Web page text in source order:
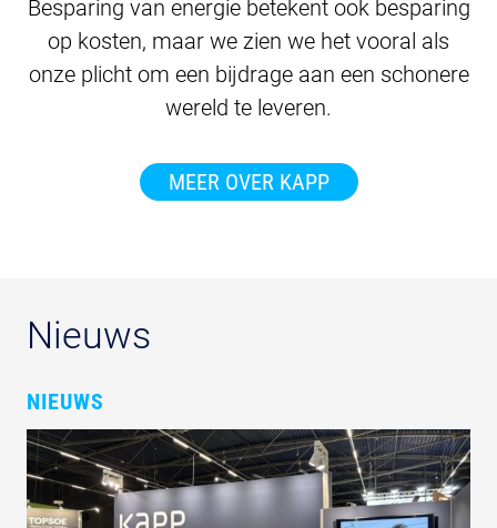
Besparing van energie betekent ook besparing
op kosten, maar we zien we het vooral als
onze plicht om een bijdrage aan een schonere
wereld te leveren.
MEER OVER KAPP
Nieuws
NIEUWS